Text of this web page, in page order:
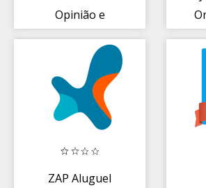
Opinião e
ZAP Aluguel